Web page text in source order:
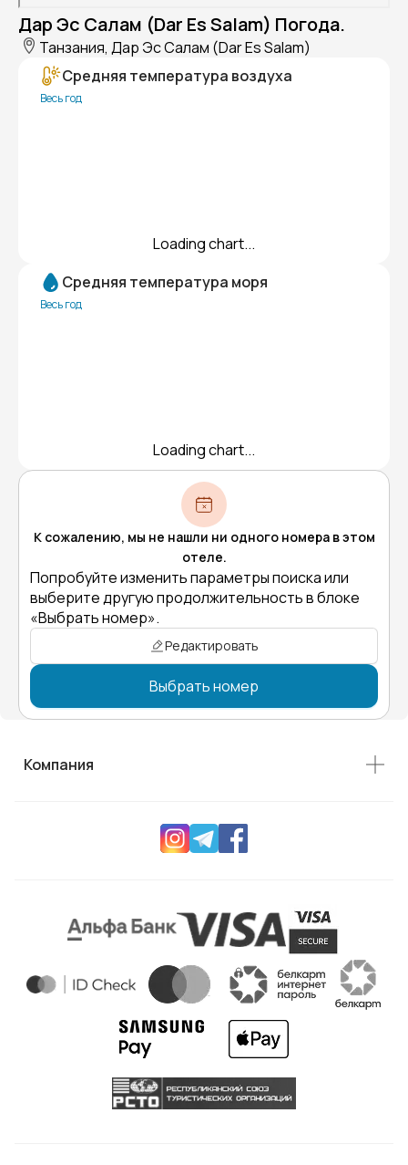
Дар Эс Салам (Dar Es Salam) Погода.
Танзания, Дар Эс Салам (Dar Es Salam)
Средняя температура воздуха
Весь год
Loading chart...
Средняя температура моря
Весь год
Loading chart...
К сожалению, мы не нашли ни одного номера в этом
отеле.
Попробуйте изменить параметры поиска или
выберите другую продолжительность в блоке
«Выбрать номер».
Редактировать
Выбрать номер
Компания